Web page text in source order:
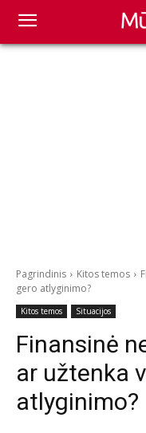
Pagrindinis Kitos temos
gero atlyginimo?
Kitos temos Situacijos
Finansinė
ar užtenka
atlyginimo?